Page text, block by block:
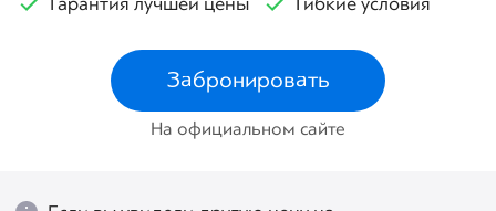
Забронировать
На официальном сайте